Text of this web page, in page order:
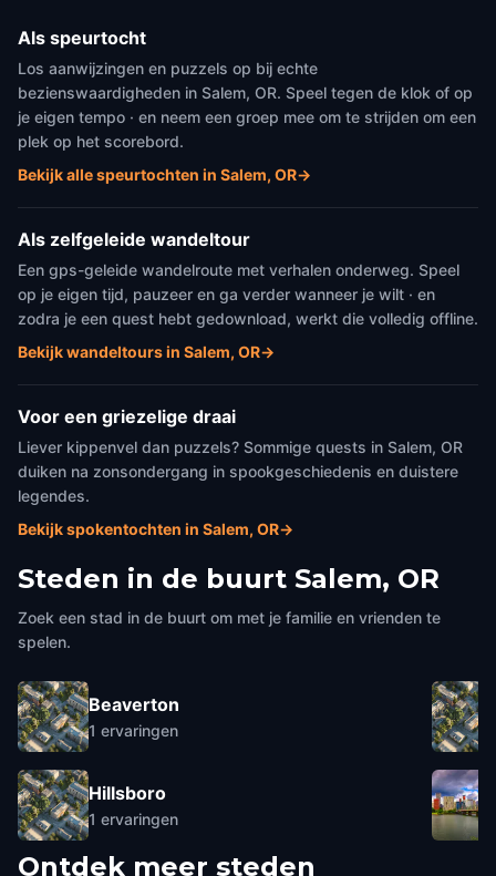
Als speurtocht
Los aanwijzingen en puzzels op bij echte
bezienswaardigheden in Salem, OR. Speel tegen de klok of op
je eigen tempo · en neem een groep mee om te strijden om een
plek op het scorebord.
Bekijk alle speurtochten in Salem, OR→
Als zelfgeleide wandeltour
Een gps-geleide wandelroute met verhalen onderweg. Speel
op je eigen tijd, pauzeer en ga verder wanneer je wilt · en
zodra je een quest hebt gedownload, werkt die volledig offline.
Bekijk wandeltours in Salem, OR→
Voor een griezelige draai
Liever kippenvel dan puzzels? Sommige quests in Salem, OR
duiken na zonsondergang in spookgeschiedenis en duistere
legendes.
Bekijk spokentochten in Salem, OR→
Steden in de buurt Salem, OR
Zoek een stad in de buurt om met je familie en vrienden te
spelen.
Beaverton
1 ervaringen
Hillsboro
1 ervaringen
Ontdek meer steden